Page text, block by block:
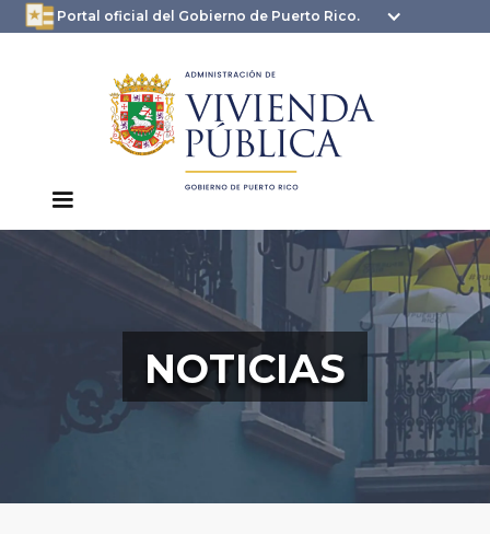
Portal oficial del Gobierno de Puerto Rico.
oficial.pr.gov
seguros .pr.gov usan
HTTPS
NOTICIAS